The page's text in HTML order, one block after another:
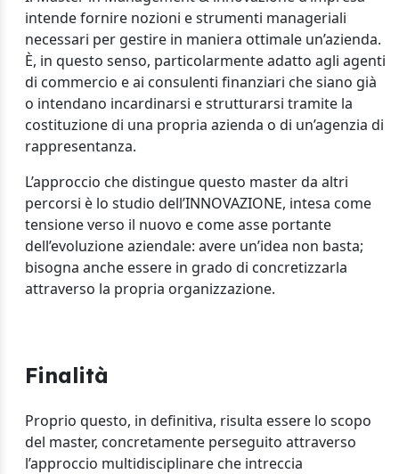
intende fornire nozioni e strumenti manageriali
necessari per gestire in maniera ottimale un’azienda.
È, in questo senso, particolarmente adatto agli agenti
di commercio e ai consulenti finanziari che siano già
o intendano incardinarsi e strutturarsi tramite la
costituzione di una propria azienda o di un’agenzia di
rappresentanza.
L’approccio che distingue questo master da altri
percorsi è lo studio dell’INNOVAZIONE, intesa come
tensione verso il nuovo e come asse portante
dell’evoluzione aziendale: avere un’idea non basta;
bisogna anche essere in grado di concretizzarla
attraverso la propria organizzazione.
Finalità
Proprio questo, in definitiva, risulta essere lo scopo
del master, concretamente perseguito attraverso
l’approccio multidisciplinare che intreccia